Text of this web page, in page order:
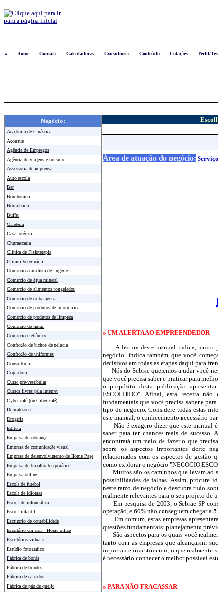
»
Home Contato Calculadoras Consultoria Conteúdo Cotações Perfil/
Negócio:
Academia de Ginástica
Açougue
Agência de Empregos
Agência de viagens e turismo
Assessoria de imprensa
Auto escola
Bar
Bombonieri
Borracharia
Buffet
Cafeteria
Casa lotérica
Churrascaria
Clinica de Fisioterapia
Clinica Veterinária
Comércio atacadista de lingerie
Comércio de água mineral
Comércio de alimentos congelados
Comércio de embalagens
Comércio de produtos de informática
Comércio de produtos de limpeza
Comércio de tintas
Comércio eletrônico
Confecção de bichos de pelúcia
Confecção de uniformes
Consultoria
Copiadora
Curso pré-vestibular
Cursos livres pela internet
Cyber café (ou Ciber café)
Delicatessen
Drogaria
Editora
Empresa de cobrança
Empresa de comunicação visual
Empresa de desenvolvimento de Home Page
Empresa de trabalho temporário
Empresa online
Escola de futebol
Escola de idiomas
Escola de informática
Escola infantil
Escritório de contabilidade
Escritório em casa - Home office
Escritórios virtuais
Estúdio fotográfico
Fábrica de bonés
Fábrica de brindes
Fábrica de calçados
Fábrica de pão de queijo
Área de atuação do negócio:
» UM ALERTA AO EMPREENDEDOR
A leitura deste manual indica, muito
negócio. Indica também que você
decisivos em todas as etapas daqui para
Nós do Sebrae queremos ajudar você
que você precisa saber e praticar para
o propósito desta publicação
ESCOLHIDO". Afinal, esta receita não
fundamentais que você precisa saber e
tipo de negócio. Considere todas estas
este manual, o conhecimento necessário
Não é exagero dizer que este manual é
saber para ter chances reais de
encontrará um meio de fazer o que
sobre os aspectos importantes deste
relacionados com os aspectos de gestão
como explorar o negócio "NEGÓCIO
Muitos são os caminhos que levam ao
possibilidades de falhas. Assim, procure
neste ramo de negócio e descubra tudo
realmente relevantes para o seu projeto de
Em pesquisa de 2003, o Sebrae-SP
operação, e 60% não conseguem chegar a
Em comum, estas empresas
questões fundamentais: planejamento
São aspectos para os quais você
tanto com as empresas que alcançaram
importante investimento, o que realmente
é necessário conhecer o melhor possível
» PARA NÃO FRACASSAR